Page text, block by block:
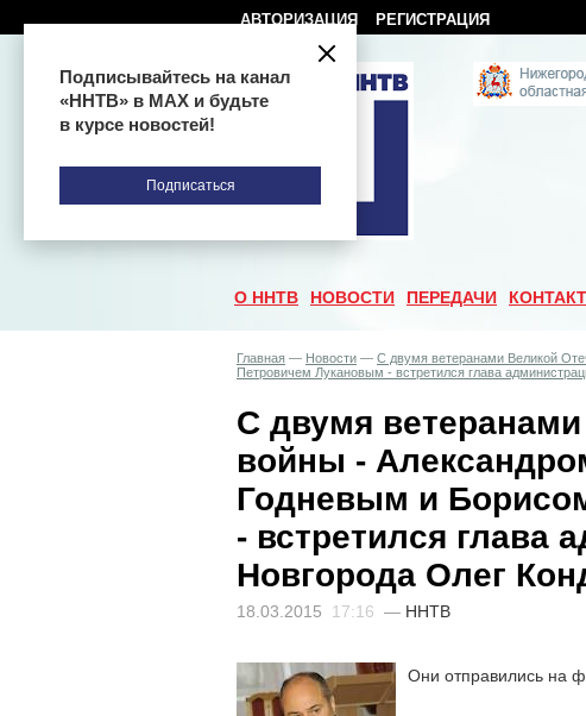
АВТОРИЗАЦИЯ РЕГИСТРАЦИЯ
О ННТВ НОВОСТИ ПЕРЕДАЧИ
Главная — Новости — С двумя ветеранами Великой
Петровичем Лукановым - встретился глава
С двумя
войны -
Годневым и
- встретился глава
Новгорода Олег
18.03.2015 17:16 — ННТВ
Они отправились на
Подписывайтесь на канал
«ННТВ» в МАХ и будьте
в курсе новостей!
Подписаться